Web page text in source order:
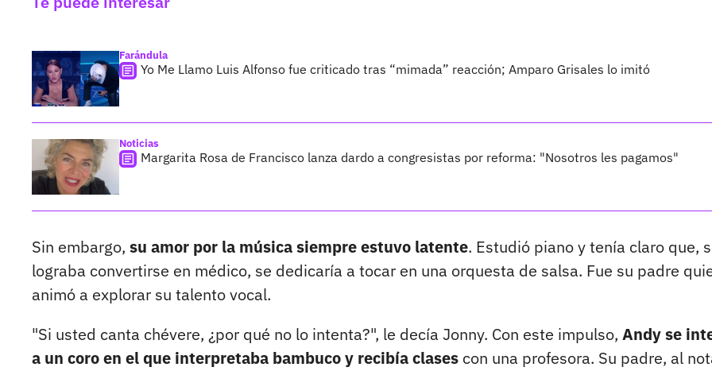
Farándula
Yo Me Llamo Luis Alfonso fue criticado tras “mimada” reacción; Amparo Grisales lo imitó
Noticias
Margarita Rosa de Francisco lanza dardo a congresistas por reforma: "Nosotros les pagamos"
Sin embargo, su amor por la música siempre estuvo latente. Estudió piano y tenía claro que,
lograba convertirse en médico, se dedicaría a tocar en una orquesta de salsa. Fue su padre
animó a explorar su talento vocal.
"Si usted canta chévere, ¿por qué no lo intenta?", le decía Jonny. Con este impulso, Andy se
a un coro en el que interpretaba bambuco y recibía clases con una profesora. Su padre, al